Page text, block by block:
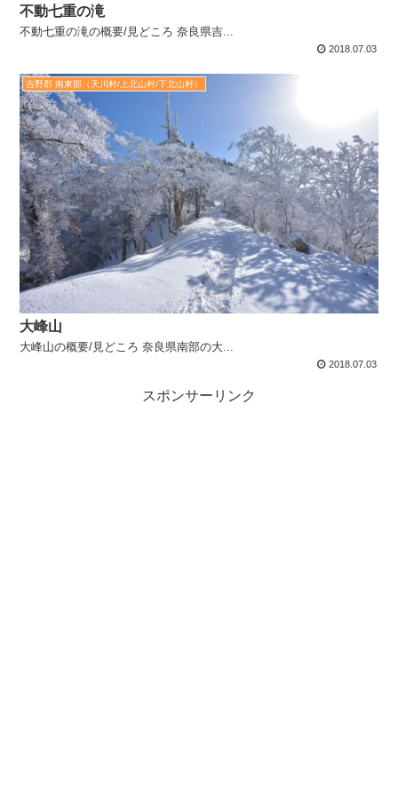
不動七重の滝
不動七重の滝の概要/見どころ 奈良県吉...
2018.07.03
吉野郡 南東部（天川村/上北山村/下北山村）
大峰山
大峰山の概要/見どころ 奈良県南部の大...
2018.07.03
スポンサーリンク